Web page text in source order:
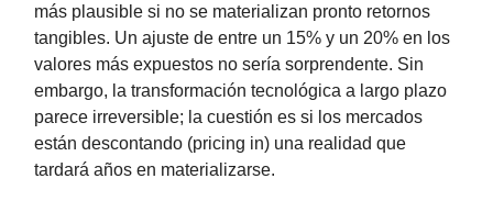
más plausible si no se materializan pronto retornos
tangibles. Un ajuste de entre un 15% y un 20% en los
valores más expuestos no sería sorprendente. Sin
embargo, la transformación tecnológica a largo plazo
parece irreversible; la cuestión es si los mercados
están descontando (pricing in) una realidad que
tardará años en materializarse.